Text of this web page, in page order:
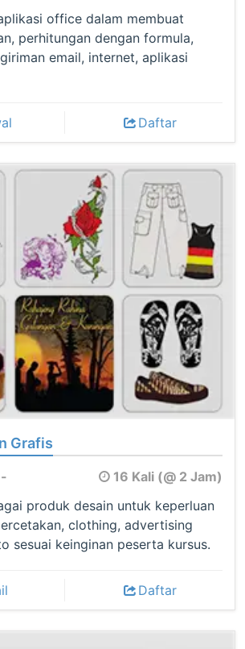
office dalam membuat
perhitungan dengan formula,
email, internet, aplikasi
Daftar
Grafis
16 Kali (@ 2 Jam)
produk desain untuk keperluan
clothing, advertising
sesuai keinginan peserta kursus.
Daftar